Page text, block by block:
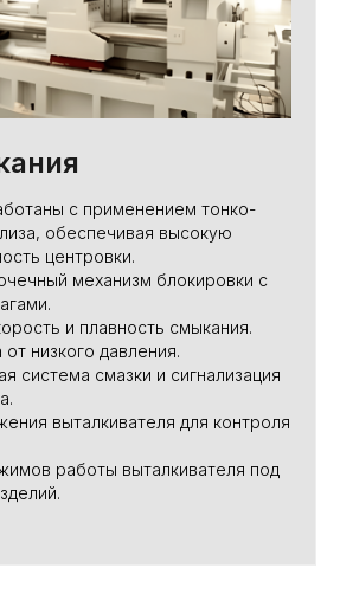
с применением тонко-
обеспечивая высокую
центровки.
механизм блокировки с
и плавность смыкания.
низкого давления.
система смазки и сигнализация
выталкивателя для контроля
работы выталкивателя под